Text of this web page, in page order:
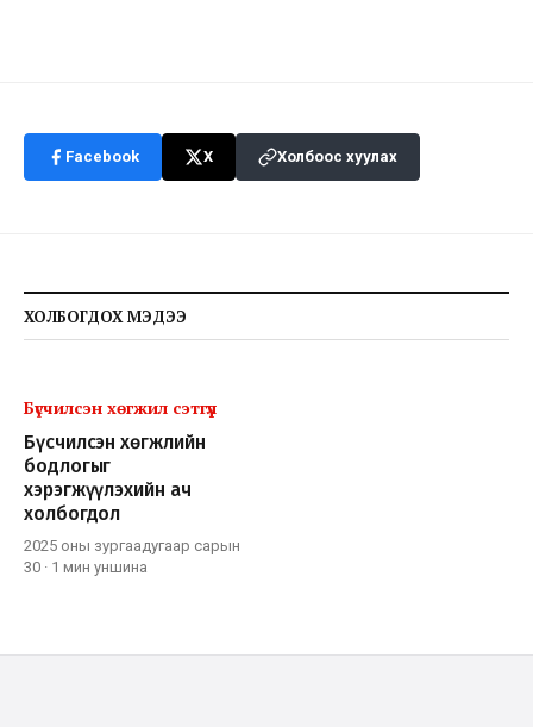
Facebook X Холбоос хуулах
ХОЛБОГДОХ МЭДЭЭ
Бүсчилсэн хөгжил сэтгүүл
Бүсчилсэн хөгжлийн
бодлогыг
хэрэгжүүлэхийн ач
холбогдол
2025 оны зургаадугаар сарын
30 · 1 мин уншина